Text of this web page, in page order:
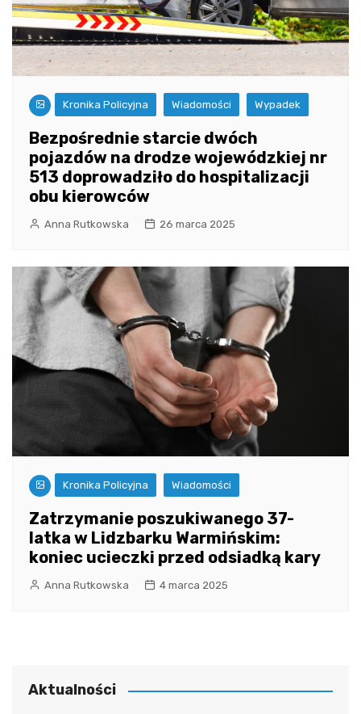
Kronika Policyjna Wiadomości Wypadek
Bezpośrednie starcie dwóch
pojazdów na drodze wojewódzkiej nr
513 doprowadziło do hospitalizacji
obu kierowców
Anna Rutkowska 26 marca 2025
Kronika Policyjna Wiadomości
Zatrzymanie poszukiwanego 37-
latka w Lidzbarku Warmińskim:
koniec ucieczki przed odsiadką kary
Anna Rutkowska 4 marca 2025
Aktualności